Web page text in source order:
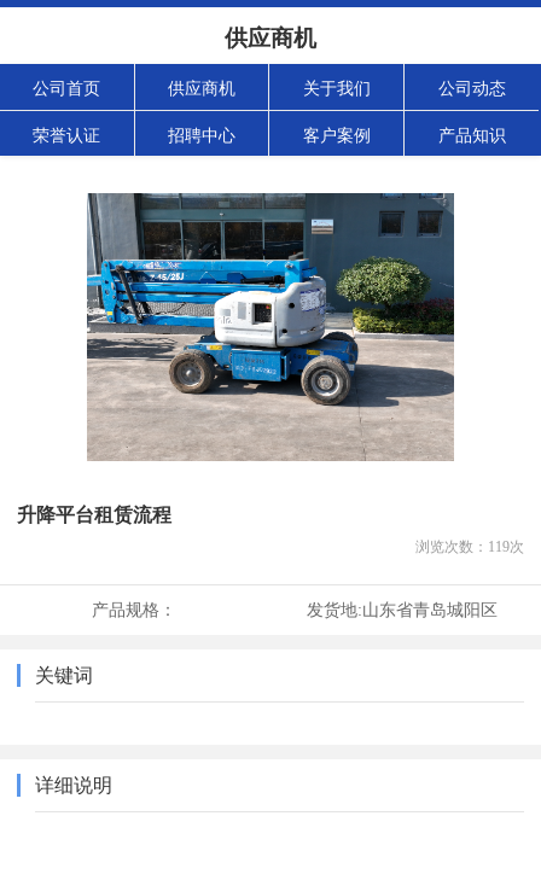
供应商机
公司首页 供应商机 关于我们 公司动态
荣誉认证 招聘中心 客户案例 产品知识
升降平台租赁流程
浏览次数： 119次
产品规格： 发货地:山东省青岛城阳区
关键词
详细说明